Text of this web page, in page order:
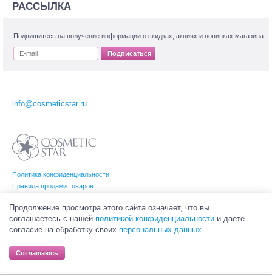
РАССЫЛКА
Подпишитесь на получение информации о скидках, акциях и новинках магазина
Подписаться
Политика конфиденциальности
Правила продажи товаров
info@cosmeticstar.ru
(Косметик Стар). Все права на товарные знаки принадлежат их законным
владельцам.
Продолжение просмотра этого сайта означает, что вы
соглашаетесь с нашей политикой конфиденциальности и даете
согласие на обработку своих персональных данных.
Соглашаюсь